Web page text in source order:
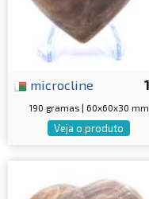
microcline
190 gramas | 60x60x30 mm
Veja o produto